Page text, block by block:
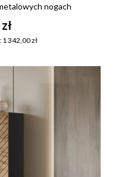
nogach
342,00 zł